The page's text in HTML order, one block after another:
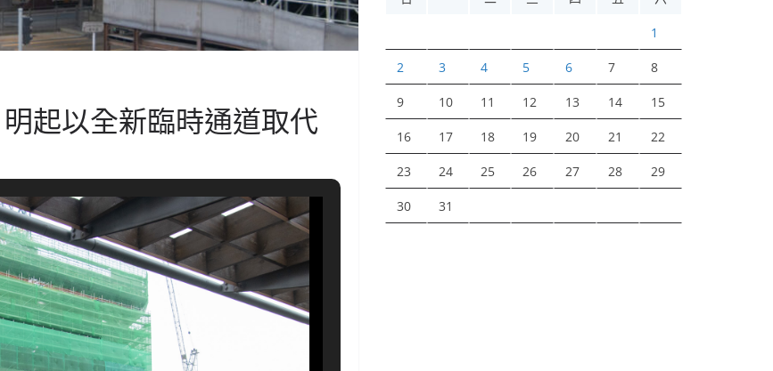
起以全新臨時通道取代
1
2 3 4 5 6 7 8
9 10 11 12 13 14 15
16 17 18 19 20 21 22
23 24 25 26 27 28 29
30 31